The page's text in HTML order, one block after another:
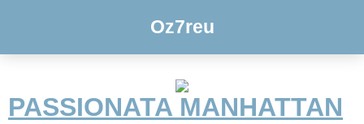
Oz7reu
PASSIONATA MANHATTAN